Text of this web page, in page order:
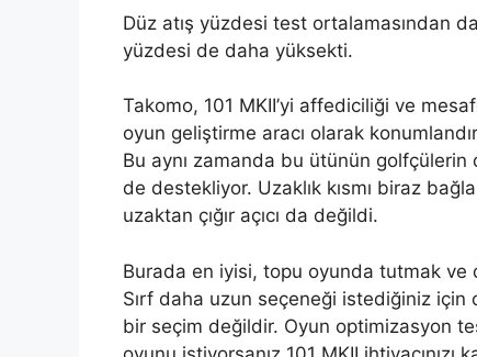
Düz atış yüzdesi test ortalamasından
yüzdesi de daha yüksekti.
Takomo, 101 MKII’yi affediciliği ve
oyun geliştirme aracı olarak
Bu aynı zamanda bu ütünün golfçülerin
de destekliyor. Uzaklık kısmı biraz
uzaktan çığır açıcı da değildi.
Burada en iyisi, topu oyunda tutmak
Sırf daha uzun seçeneği istediğiniz için
bir seçim değildir. Oyun optimizasyon